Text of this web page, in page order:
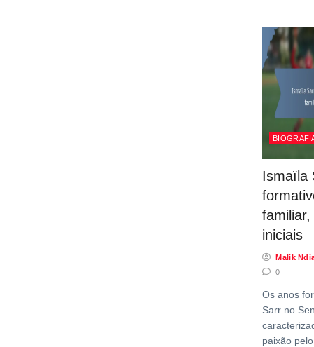
Ismaïla
iniciais
Malik
0
Os anos
Sarr no
paixão